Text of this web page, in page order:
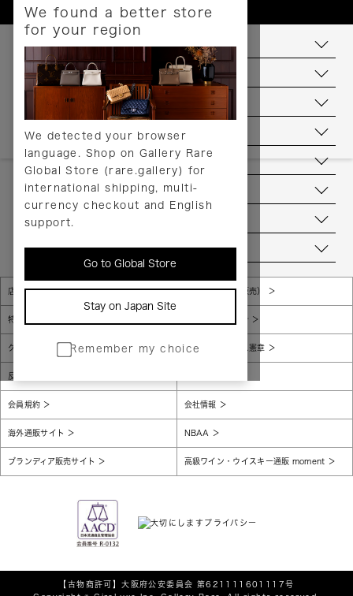
We found a better store
for your region
We detected your browser
language. Shop on Gallery Rare
Global Store (rare.gallery) for
international shipping, multi-
currency checkout and English
support.
Go to Global Store
Stay on Japan Site
Remember my choice
お支払いについて
配送について
送料について
返品について
ヘルプ
お問い合わせ
当店について
店舗一覧 販売規約（店頭販売）
特定商取引法に基づく表示 個人情報保護方針
グローバルプライバシーポリシー コンプライアンス憲章
反社会的勢力に対する基本方針
会員規約 会社情報
海外通販サイト NBAA
ブランディア販売サイト 高級ワイン・ウイスキー通販 moment
【古物商許可】大阪府公安委員会 第621111601117号